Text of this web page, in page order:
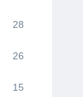
28
26
15